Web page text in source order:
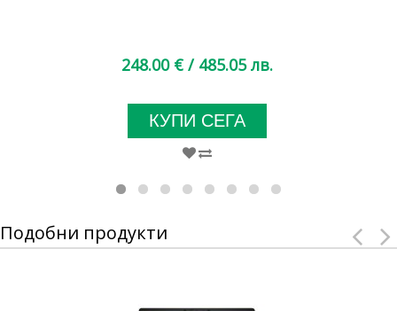
248.00 € / 485.05 лв.
КУПИ СЕГА
Подобни продукти